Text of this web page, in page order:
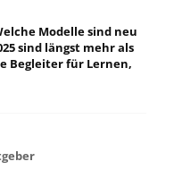
Modelle sind neu
sind längst mehr als
Begleiter für Lernen,